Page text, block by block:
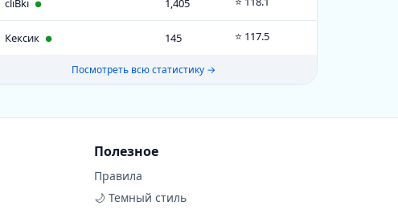
володя ураган 14 00:30:08
6
cliBki ● 1,405
Кексик ● 145 ⭐ 117.5
Посмотреть всю статистику →
Полезное
Правила
🌙 Темный стиль